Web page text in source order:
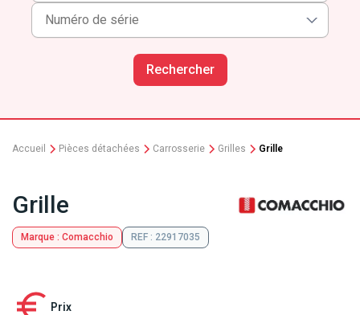
Rechercher
Accueil Pièces détachées Carrosserie Grilles Grille
Grille
Marque : Comacchio REF : 22917035
Prix